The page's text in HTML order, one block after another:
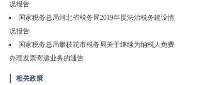
况报告
国家税务总局河北省税务局2019年度法治税务建设情
况报告
国家税务总局攀枝花市税务局关于继续为纳税人免费
办理发票寄递业务的通告
相关政策